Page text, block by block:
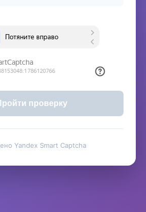
проверку
Yandex Smart Captcha